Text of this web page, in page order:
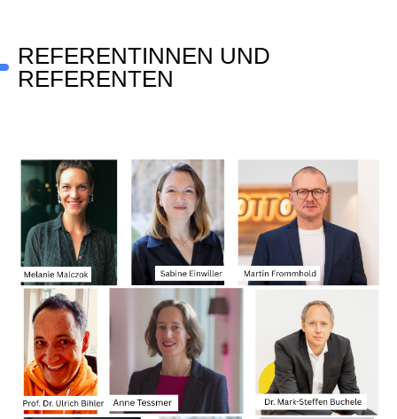
REFERENTINNEN UND
REFERENTEN